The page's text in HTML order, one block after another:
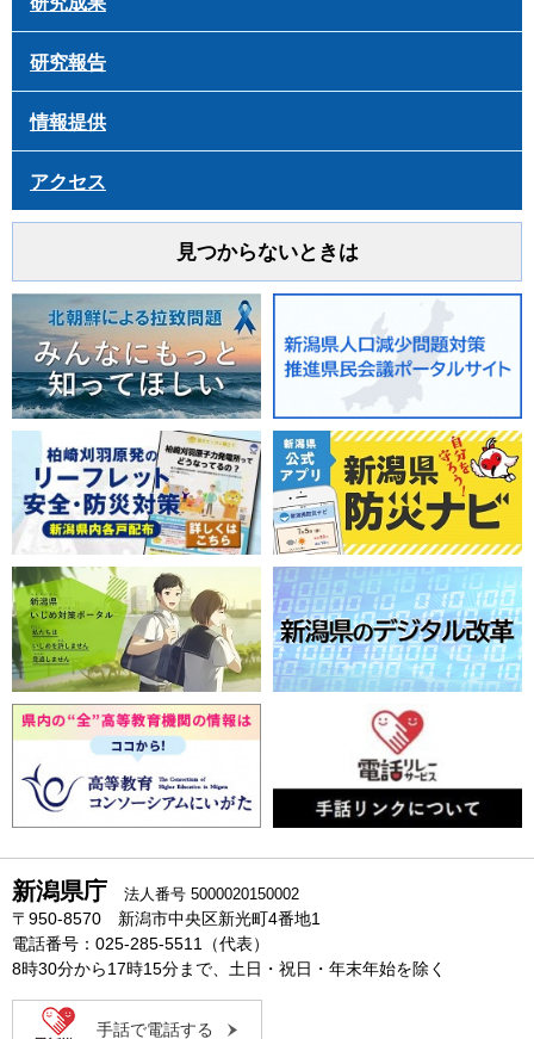
研究報告
情報提供
アクセス
見つからないときは
新潟県庁 法人番号 5000020150002
〒950-8570 新潟市中央区新光町4番地1
電話番号：025-285-5511（代表）
8時30分から17時15分まで、土日・祝日・年末年始を除く
手話で電話する